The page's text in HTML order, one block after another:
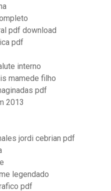
pdf download
pdf
interno
mamede filho
pdf
2013
jordi cebrian pdf
legendado
pdf